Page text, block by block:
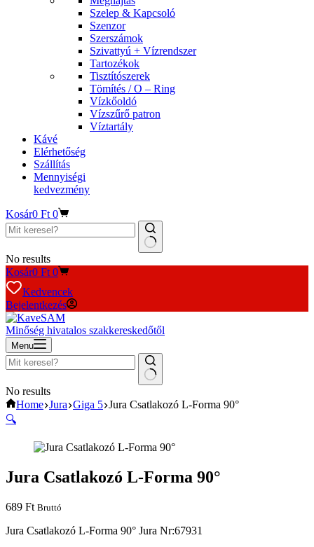
Szelep & Kapcsoló
Szenzor
Szerszámok
Szivattyú + Vízrendszer
Tartozékok
Tisztítószerek
Tömítés / O – Ring
Vízkőoldó
Vízszűrő patron
Víztartály
Kávé
Elérhetőség
Szállítás
Mennyiségi
kedvezmény
Kosár0 Ft 0
No results
Kosár0 Ft 0
Kedvencek
Bejelentkezés
Minőség hivatalos szakkereskedőtől
Menu
No results
Home Jura Giga 5 Jura Csatlakozó L-Forma 90°
🔍
Jura Csatlakozó L-Forma 90°
689 Ft Bruttó
Jura Csatlakozó L-Forma 90° Jura Nr:67931